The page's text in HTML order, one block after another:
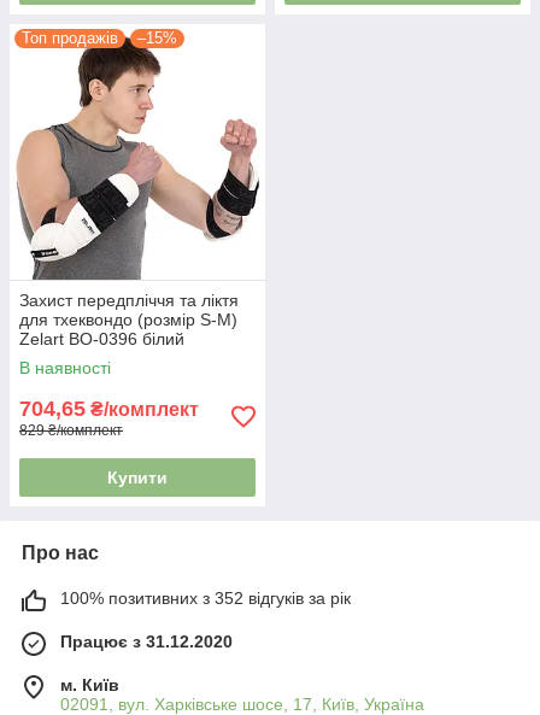
Топ продажів –15%
Захист передпліччя та ліктя
для тхеквондо (розмір S-M)
Zelart BO-0396 білий
В наявності
704,65 ₴/комплект
829 ₴/комплект
Купити
Про нас
100% позитивних з 352 відгуків за рік
Працює з 31.12.2020
м. Київ
02091, вул. Харківське шосе, 17, Київ, Україна